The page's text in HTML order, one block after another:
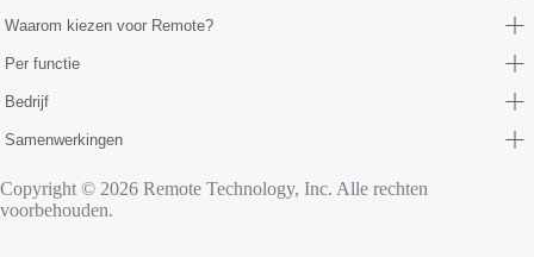
Waarom kiezen voor Remote?
Per functie
Bedrijf
Samenwerkingen
Copyright © 2026 Remote Technology, Inc. Alle rechten
voorbehouden.